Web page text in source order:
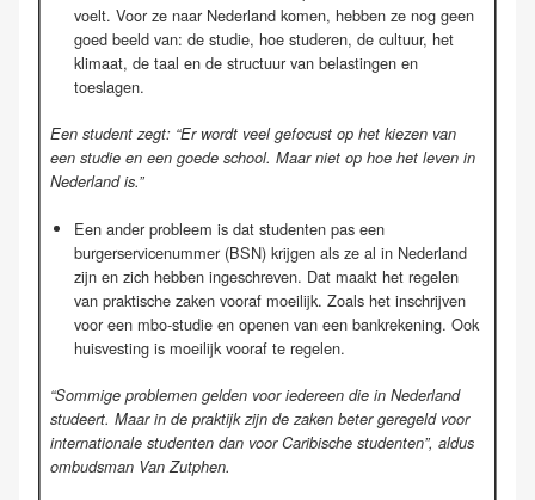
voelt. Voor ze naar Nederland komen, hebben ze nog geen
goed beeld van: de studie, hoe studeren, de cultuur, het
klimaat, de taal en de structuur van belastingen en
toeslagen.
Een student zegt: “Er wordt veel gefocust op het kiezen van
een studie en een goede school. Maar niet op hoe het leven in
Nederland is.”
Een ander probleem is dat studenten pas een
burgerservicenummer (BSN) krijgen als ze al in Nederland
zijn en zich hebben ingeschreven. Dat maakt het regelen
van praktische zaken vooraf moeilijk. Zoals het inschrijven
voor een mbo-studie en openen van een bankrekening. Ook
huisvesting is moeilijk vooraf te regelen.
“Sommige problemen gelden voor iedereen die in Nederland
studeert. Maar in de praktijk zijn de zaken beter geregeld voor
internationale studenten dan voor Caribische studenten”, aldus
ombudsman Van Zutphen.